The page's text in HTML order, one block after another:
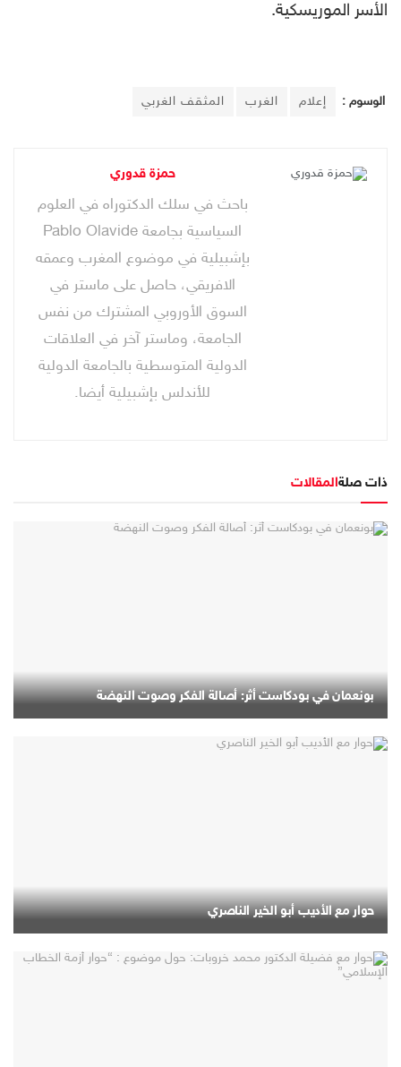
الأسر الموريسكية.
الوسوم : إعلام الغرب المثقف الغربي
حمزة قدوري
باحث في سلك الدكتوراه في العلوم
السياسية بجامعة Pablo Olavide
بإشبيلية في موضوع المغرب وعمقه
الافريقي، حاصل على ماستر في
السوق الأوروبي المشترك من نفس
الجامعة، وماستر آخر في العلاقات
الدولية المتوسطية بالجامعة الدولية
للأندلس بإشبيلية أيضا.
ذات صلةالمقالات
بونعمان في بودكاست أثر: أصالة الفكر وصوت النهضة
حوار مع الأديب أبو الخير الناصري